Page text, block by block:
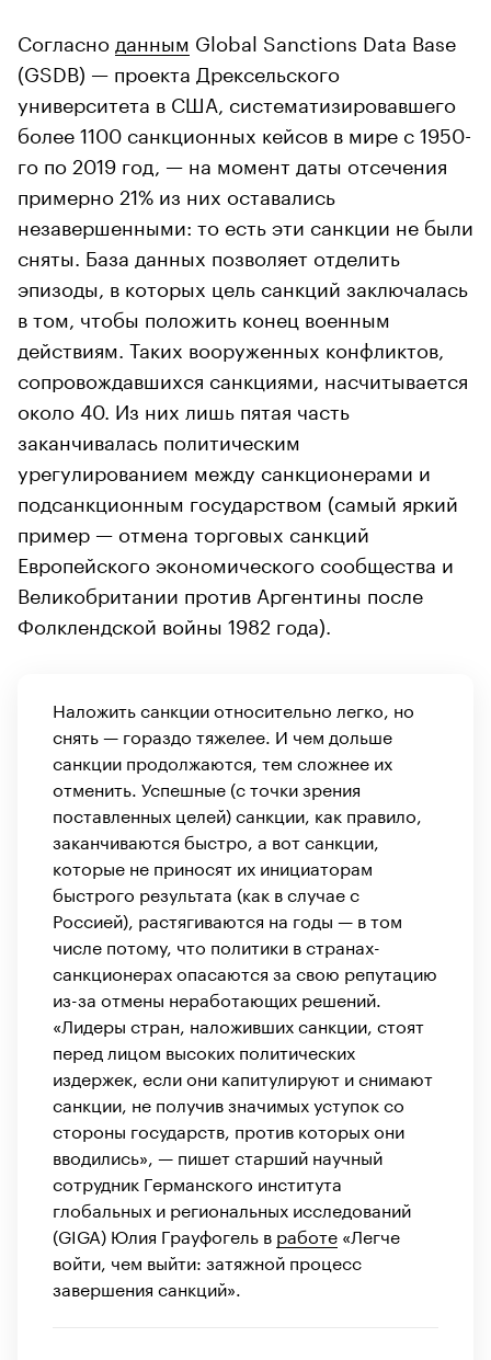
Согласно данным Global Sanctions Data Base
(GSDB) — проекта Дрексельского
университета в США, систематизировавшего
более 1100 санкционных кейсов в мире с 1950-
го по 2019 год, — на момент даты отсечения
примерно 21% из них оставались
незавершенными: то есть эти санкции не были
сняты. База данных позволяет отделить
эпизоды, в которых цель санкций заключалась
в том, чтобы положить конец военным
действиям. Таких вооруженных конфликтов,
сопровождавшихся санкциями, насчитывается
около 40. Из них лишь пятая часть
заканчивалась политическим
урегулированием между санкционерами и
подсанкционным государством (самый яркий
пример — отмена торговых санкций
Европейского экономического сообщества и
Великобритании против Аргентины после
Фолклендской войны 1982 года).
Наложить санкции относительно легко, но
снять — гораздо тяжелее. И чем дольше
санкции продолжаются, тем сложнее их
отменить. Успешные (с точки зрения
поставленных целей) санкции, как правило,
заканчиваются быстро, а вот санкции,
которые не приносят их инициаторам
быстрого результата (как в случае с
Россией), растягиваются на годы — в том
числе потому, что политики в странах-
санкционерах опасаются за свою репутацию
из-за отмены неработающих решений.
«Лидеры стран, наложивших санкции, стоят
перед лицом высоких политических
издержек, если они капитулируют и снимают
санкции, не получив значимых уступок со
стороны государств, против которых они
вводились», — пишет старший научный
сотрудник Германского института
глобальных и региональных исследований
(GIGA) Юлия Грауфогель в работе «Легче
войти, чем выйти: затяжной процесс
завершения санкций».